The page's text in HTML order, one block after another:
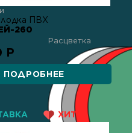
лодка ПВХ
260
Расцветка
Р
ПОДРОБНЕЕ
ХИТ!